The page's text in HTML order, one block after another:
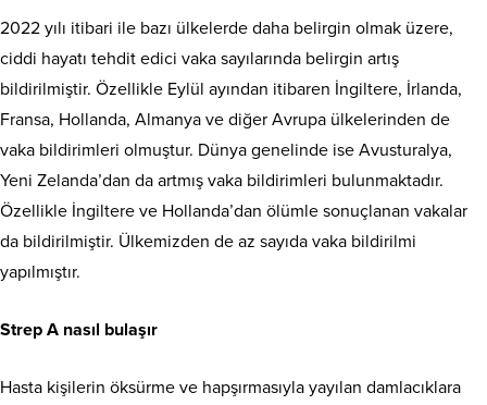
2022 yılı itibari ile bazı ülkelerde daha belirgin olmak üzere,
ciddi hayatı tehdit edici vaka sayılarında belirgin artış
bildirilmiştir. Özellikle Eylül ayından itibaren İngiltere, İrlanda,
Fransa, Hollanda, Almanya ve diğer Avrupa ülkelerinden de
vaka bildirimleri olmuştur. Dünya genelinde ise Avusturalya,
Yeni Zelanda’dan da artmış vaka bildirimleri bulunmaktadır.
Özellikle İngiltere ve Hollanda’dan ölümle sonuçlanan vakalar
da bildirilmiştir. Ülkemizden de az sayıda vaka bildirilmi
yapılmıştır.
Strep A nasıl bulaşır
Hasta kişilerin öksürme ve hapşırmasıyla yayılan damlacıklara